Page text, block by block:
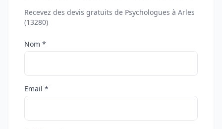
Recevez des devis gratuits de Psychologues à Arles
(13280)
Nom *
Email *